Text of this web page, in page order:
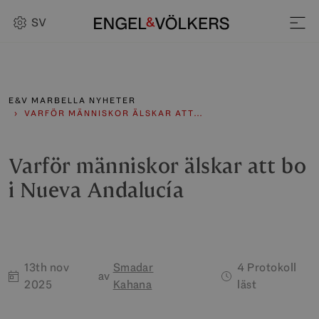
SV
E&V MARBELLA NYHETER
VARFÖR MÄNNISKOR ÄLSKAR ATT…
Varför människor älskar att bo
i Nueva Andalucía
13th nov
2025
av
Smadar
Kahana
4 Protokoll
läst